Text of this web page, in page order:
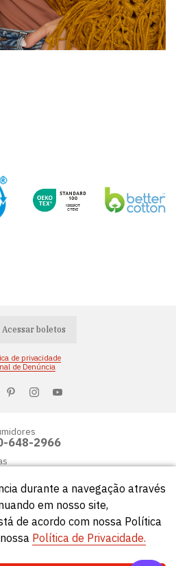
Acessar boletos
de privacidade
de Denúncia
648-2966
os direitos reservados.
durante a navegação através
em nosso site,
de acordo com nossa Política
Política de Privacidade.